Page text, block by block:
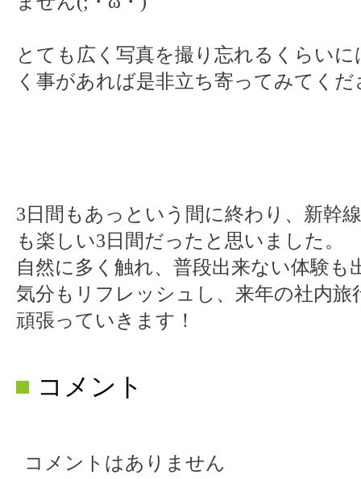
とても広く写真を撮り忘れるくらい
く事があれば是非立ち寄ってみてくだ
3日間もあっという間に終わり、新幹
も楽しい3日間だったと思いました。
自然に多く触れ、普段出来ない体験も
気分もリフレッシュし、来年の社内
頑張っていきます！
コメント
コメントはありません